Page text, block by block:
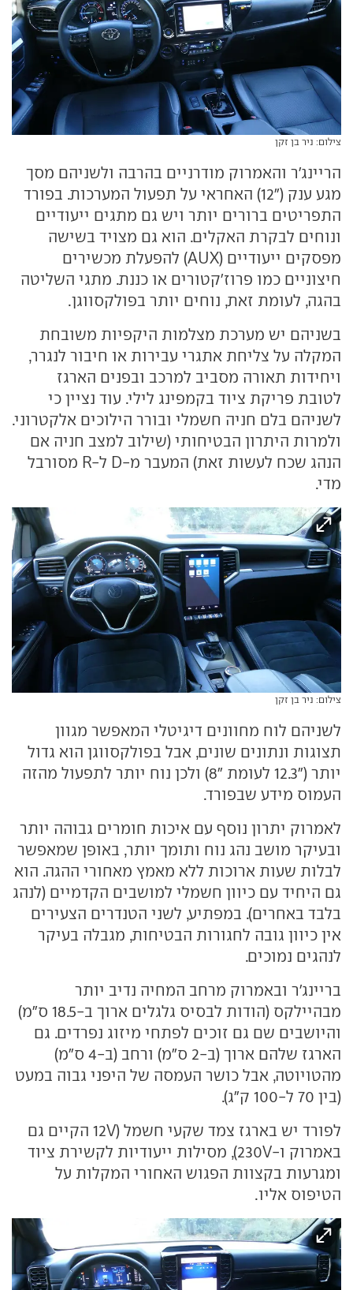
צילום: ניר בן זקן
הריינג'ר והאמרוק מודרניים בהרבה ולשניהם מסך
מגע ענק ("12) האחראי על תפעול המערכות. בפורד
התפריטים ברורים יותר ויש גם מתגים ייעודיים
ונוחים לבקרת האקלים. הוא גם מצויד בשישה
מפסקים ייעודיים (AUX) להפעלת מכשירים
חיצוניים כמו פרוז'קטורים או כננת. מתגי השליטה
בהגה, לעומת זאת, נוחים יותר בפולקסווגן.
בשניהם יש מערכת מצלמות היקפיות משובחת
המקלה על צליחת אתגרי עבירות או חיבור לנגרר,
ויחידות תאורה מסביב למרכב ובפנים הארגז
לטובת פריקת ציוד בקמפינג לילי. עוד נציין כי
לשניהם בלם חניה חשמלי ובורר הילוכים אלקטרוני.
ולמרות היתרון הבטיחותי (שילוב למצב חניה אם
הנהג שכח לעשות זאת) המעבר מ-D ל-R מסורבל
מדי.
צילום: ניר בן זקן
לשניהם לוח מחוונים דיגיטלי המאפשר מגוון
תצוגות ונתונים שונים, אבל בפולקסווגן הוא גדול
יותר ("12.3 לעומת "8) ולכן נוח יותר לתפעול מהזה
העמוס מידע שבפורד.
לאמרוק יתרון נוסף עם איכות חומרים גבוהה יותר
ובעיקר מושב נהג נוח ותומך יותר, באופן שמאפשר
לבלות שעות ארוכות ללא מאמץ מאחורי ההגה. הוא
גם היחיד עם כיוון חשמלי למושבים הקדמיים (לנהג
בלבד באחרים). במפתיע, לשני הטנדרים הצעירים
אין כיוון גובה לחגורות הבטיחות, מגבלה בעיקר
לנהגים נמוכים.
בריינג'ר ובאמרוק מרחב המחיה נדיב יותר
מבהיילקס (הודות לבסיס גלגלים ארוך ב-18.5 ס"מ)
והיושבים שם גם זוכים לפתחי מיזוג נפרדים. גם
הארגז שלהם ארוך (ב-2 ס"מ) ורחב (ב-4 ס"מ)
מהטויוטה, אבל כושר העמסה של היפני גבוה במעט
(בין 70 ל-100 ק"ג).
לפורד יש בארגז צמד שקעי חשמל (12V הקיים גם
באמרוק ו-230V), מסילות ייעודיות לקשירת ציוד
ומגרעות בקצוות הפגוש האחורי המקלות על
הטיפוס אליו.